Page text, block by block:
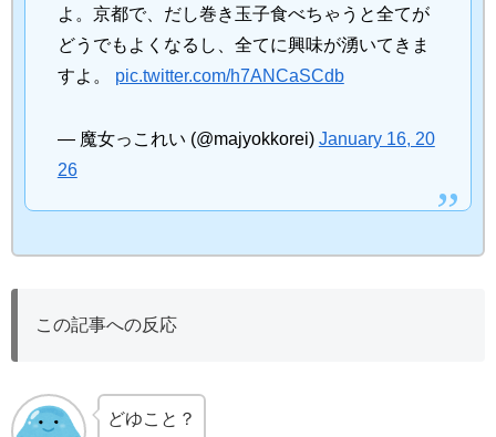
よ。京都で、だし巻き玉子食べちゃうと全てが
どうでもよくなるし、全てに興味が湧いてきま
すよ。 pic.twitter.com/h7ANCaSCdb
— 魔女っこれい (@majyokkorei) January 16, 20
26
この記事への反応
どゆこと？